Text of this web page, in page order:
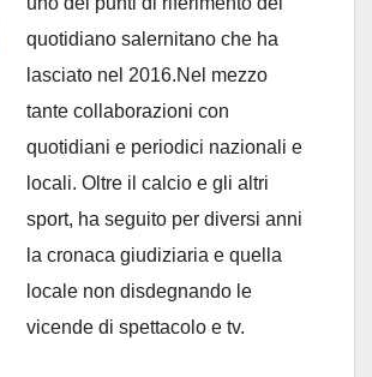
quotidiano salernitano che ha
lasciato nel 2016.Nel mezzo
tante collaborazioni con
quotidiani e periodici nazionali e
locali. Oltre il calcio e gli altri
sport, ha seguito per diversi anni
la cronaca giudiziaria e quella
locale non disdegnando le
vicende di spettacolo e tv.